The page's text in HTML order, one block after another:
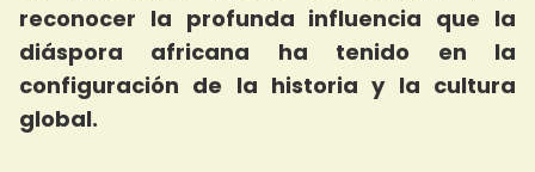
reconocer la profunda influencia que la
diáspora africana ha tenido en la
configuración de la historia y la cultura
global.